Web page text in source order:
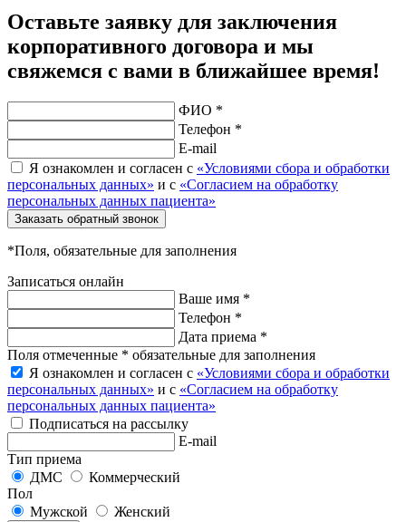
Оставьте заявку для заключения
корпоративного договора и мы
свяжемся с вами в ближайшее время!
ФИО *
Телефон *
E-mail
Я ознакомлен и согласен с «Условиями сбора и обработки
персональных данных» и с «Согласием на обработку
персональных данных пациента»
Заказать обратный звонок
*Поля, обязательные для заполнения
Записаться онлайн
Ваше имя *
Телефон *
Дата приема *
Поля отмеченные * обязательные для заполнения
Я ознакомлен и согласен с «Условиями сбора и обработки
персональных данных» и с «Согласием на обработку
персональных данных пациента»
Подписаться на рассылку
E-mail
Тип приема
ДМС
Коммерческий
Пол
Мужской
Женский